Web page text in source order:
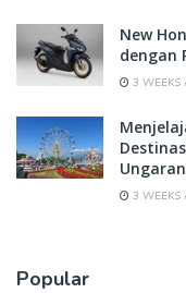
New
dengan
3 WEEKS
Ungaran
3 WEEKS
Popular